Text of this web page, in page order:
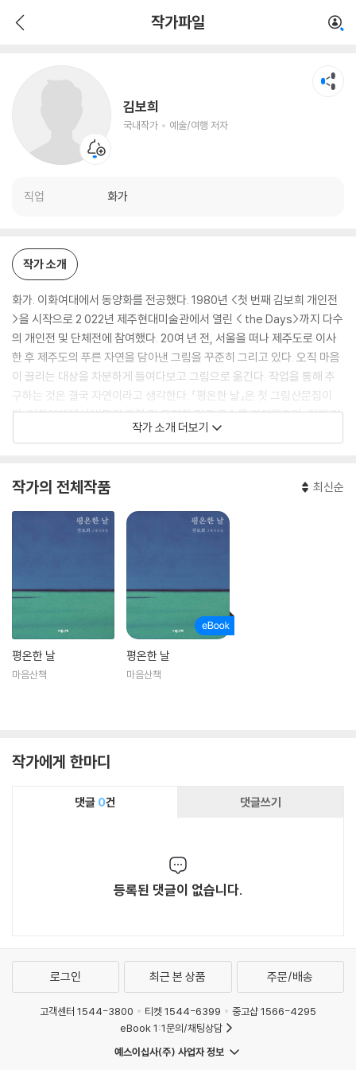
작가파일
김보희
국내작가 예술/여행 저자
직업 화가
예술/여행 저자
작가 소개
화가. 이화여대에서 동양화를 전공했다. 1980년 <첫 번째 김보희 개인전
>을 시작으로 2 022년 제주현대미술관에서 열린 < the Days>까지 다수
의 개인전 및 단체전에 참여했다. 20여 년 전, 서울을 떠나 제주도로 이사
한 후 제주도의 푸른 자연을 담아낸 그림을 꾸준히 그리고 있다. 오직 마음
이 끌리는 대상을 차분하게 들여다보고 그림으로 옮긴다. 작업을 통해 추
구하는 것은 결국 자연이라고 생각한다. 『평온한 날』은 첫 그림산문집이
다. 이화여대에서 박물관 관장 및 동양화 전공 교수를 역임했으며, 현재 이
화여대 동양화 전공 명예교수이다.작가 소개 더보기
작가의 전체작품 최신순
평온한 날
마음산책
평온한 날
마음산책
작가에게 한마디
댓글 0건 댓글쓰기
등록된 댓글이 없습니다.
로그인 최근 본 상품 주문/배송
고객센터 1544-3800 티켓 1544-6399
중고샵 1566-4295
eBook 1:1문의/채팅상담
예스이십사(주) 사업자 정보